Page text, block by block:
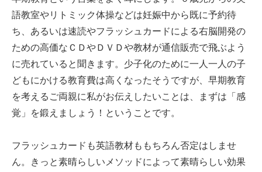
語教室やリトミック体操などは妊娠中から既に予約待
ち、あるいは速読やフラッシュカードによる右脳開発の
ための高価なＣＤやＤＶＤや教材が通信販売で飛ぶよう
に売れていると聞きます。少子化のために一人一人の子
どもにかける教育費は高くなったそうですが、早期教育
を考えるご両親に私がお伝えしたいことは、まずは「感
覚」を鍛えましょう！ということです。
フラッシュカードも英語教材ももちろん否定はしませ
ん。きっと素晴らしいメソッドによって素晴らしい効果